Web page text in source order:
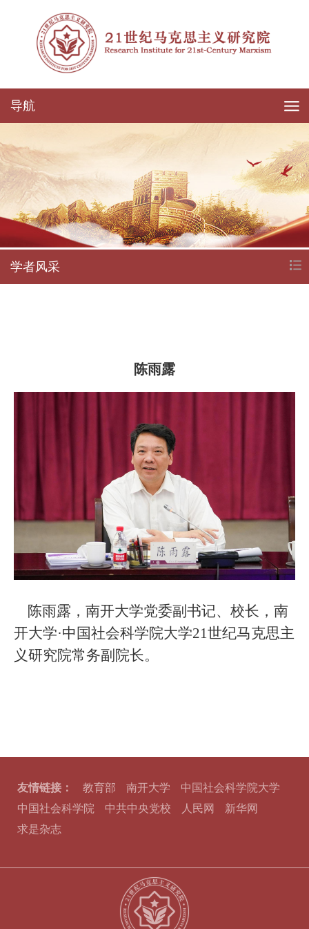
导航
学者风采
陈雨露
陈雨露，南开大学党委副书记、校长，南
开大学·中国社会科学院大学21世纪马克思主
义研究院常务副院长。
友情链接： 教育部 南开大学
中国社会科学院大学
中国社会科学院
中共中央党校 人民网
新华网
求是杂志